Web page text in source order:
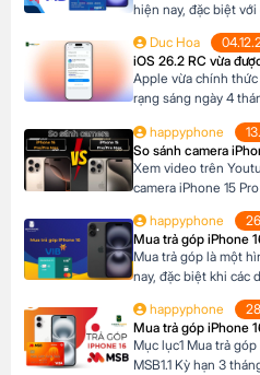
hiện nay, đặc biệt
cao cấp như iPhone
khả năng tài chính
Phone, khách hàng
Duc Hoa
iOS 26.2 RC vừa
Apple vừa chính
rạng sáng ngày 4
Phiên bản này mang
vào việc nâng cao
happyphone
So sánh camera
Xem video trên
camera iPhone 15
So sánh khả năng
iPhone 16 Pro Max4
Pro […]
happyphone
Mua trả góp iPhone
Mua trả góp là một
nay, đặc biệt khi các
đủ điều kiện tài chính
Phone, chương trình
happyphone
Mua trả góp iPhone
Mục lục1 Mua trả
MSB1.1 Kỳ hạn 3